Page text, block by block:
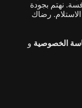
نهتم بجودة
رضاك
الخصوصية و